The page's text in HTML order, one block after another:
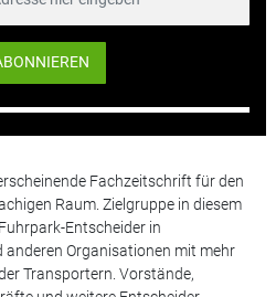
Fachzeitschrift für den
Raum. Zielgruppe in diesem
Entscheider in
anderen Organisationen mit mehr
Transportern. Vorstände,